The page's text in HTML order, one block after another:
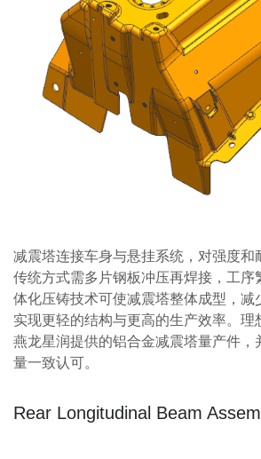
减震塔连接车身与悬挂系统，对强度和
传统方式需多片钢板冲压再焊接，工序
体化压铸技术可使减震塔整体成型，减
实现更轻的结构与更高的生产效率。理
燕龙星润提供的铝合金减震塔量产件，
量一致认可。
Rear Longitudinal Beam